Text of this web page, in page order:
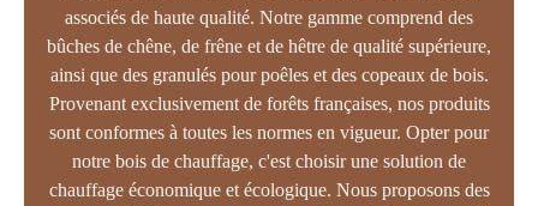
associés de haute qualité. Notre gamme comprend des
bûches de chêne, de frêne et de hêtre de qualité supérieure,
ainsi que des granulés pour poêles et des copeaux de bois.
Provenant exclusivement de forêts françaises, nos produits
sont conformes à toutes les normes en vigueur. Opter pour
notre bois de chauffage, c'est choisir une solution de
chauffage économique et écologique. Nous proposons des